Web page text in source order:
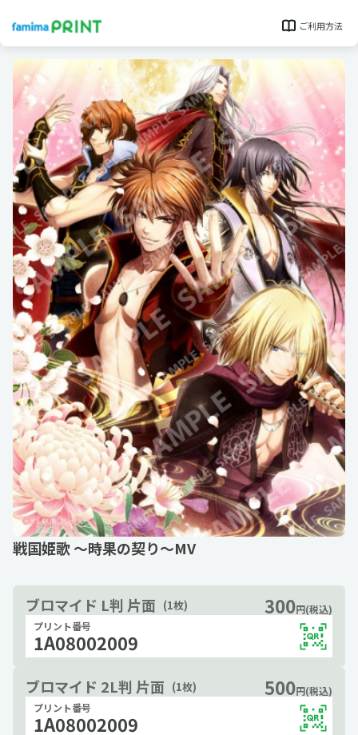
ご利用方法
戦国姫歌 ～時果の契り～MV
ブロマイド L判 片面 (1枚) 300円(税込)
プリント番号
1A08002009
ブロマイド 2L判 片面 (1枚) 500円(税込)
プリント番号
1A08002009